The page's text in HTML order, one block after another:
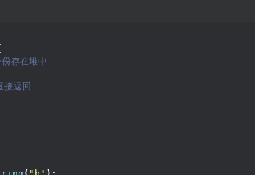
存在堆中
返回